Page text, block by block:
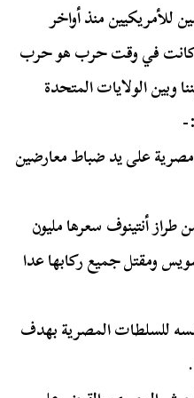
للأمريكيين منذ أواخر
حتى سنة 1965 م، كانت في وقت حرب هو حرب
وبين الولايات المتحدة
على يد ضباط معارضين
أنتينوف سعرها مليون
من السويس ومقتل جميع ركابها عدا
للسلطات المصرية بهدف